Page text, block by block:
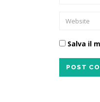
Salva il
POST